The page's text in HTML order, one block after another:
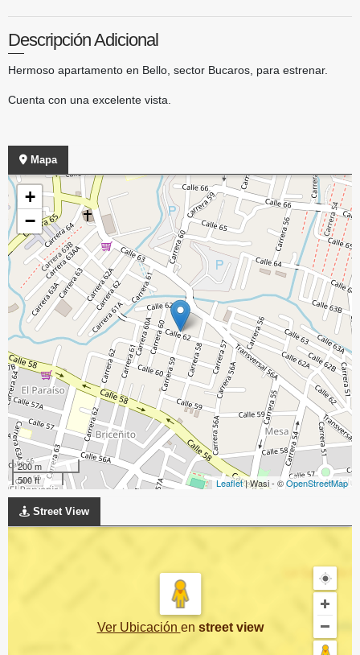
Descripción Adicional
Hermoso apartamento en Bello, sector Bucaros, para estrenar.
Cuenta con una excelente vista.
Mapa
+
−
200 m
500 ft
Leaflet| Wasi - ©OpenStreetMap
Street View
Ver Ubicación en street view